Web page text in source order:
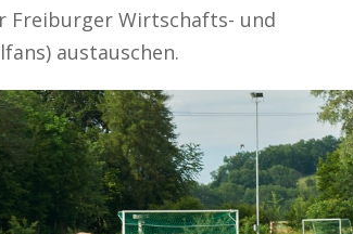
Freiburger Wirtschafts- und
austauschen.